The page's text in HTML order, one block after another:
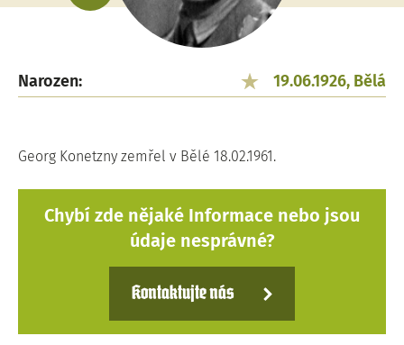
Narozen: 19.06.1926, Bělá
Georg Konetzny zemřel v Bělé 18.02.1961.
Chybí zde nějaké Informace nebo jsou
údaje nesprávné?
Kontaktujte nás